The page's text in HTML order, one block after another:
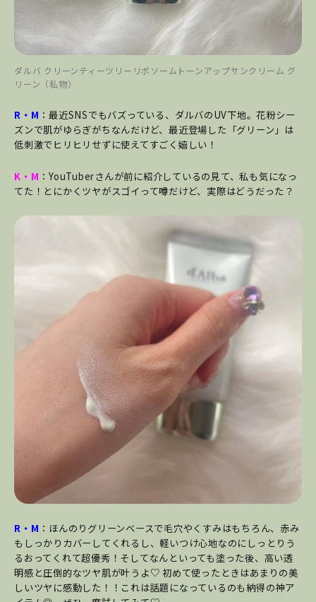
ダルバ クリーンティーツリーリポソームトーンアップサンクリーム グ
リーン（私物）
R・M ：最近SNSでもバズっている、ダルバのUV下地。花粉シー
ズンで肌がゆらぎがちなんだけど、最近登場した「グリーン」は
低刺激でヒリヒリせずに使えてすごく嬉しい！
K・M ：YouTuberさんが前に紹介しているの見て、私も気になっ
てた！とにかくツヤがスゴイって噂だけど、実際はどうだった？
R・M ：ほんのりグリーンベースで毛穴やくすみはもちろん、赤み
もしっかりカバーしてくれるし、軽いつけ心地なのにしっとりう
るおってくれて超優秀！そしてなんといっても塗った後、高い透
明感と圧倒的なツヤ肌が叶うよ♡ 初めて使ったときはあまりの美
しいツヤに感動した！！これは話題になっているのも納得の神ア